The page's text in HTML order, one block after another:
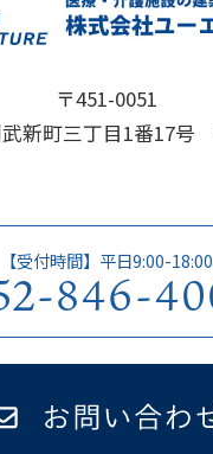
〒451-0051
新町三丁目1番17
【受付時間】平日9:00-18:00
846-